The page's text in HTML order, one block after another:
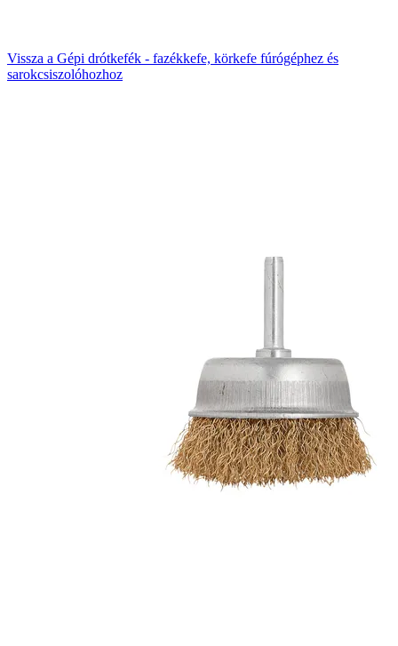
Vissza a Gépi drótkefék - fazékkefe, körkefe fúrógéphez és
sarokcsiszolóhozhoz